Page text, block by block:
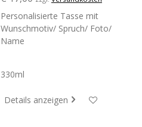
Personalisierte Tasse mit
Wunschmotiv/ Spruch/ Foto/
Name
330ml
Details anzeigen